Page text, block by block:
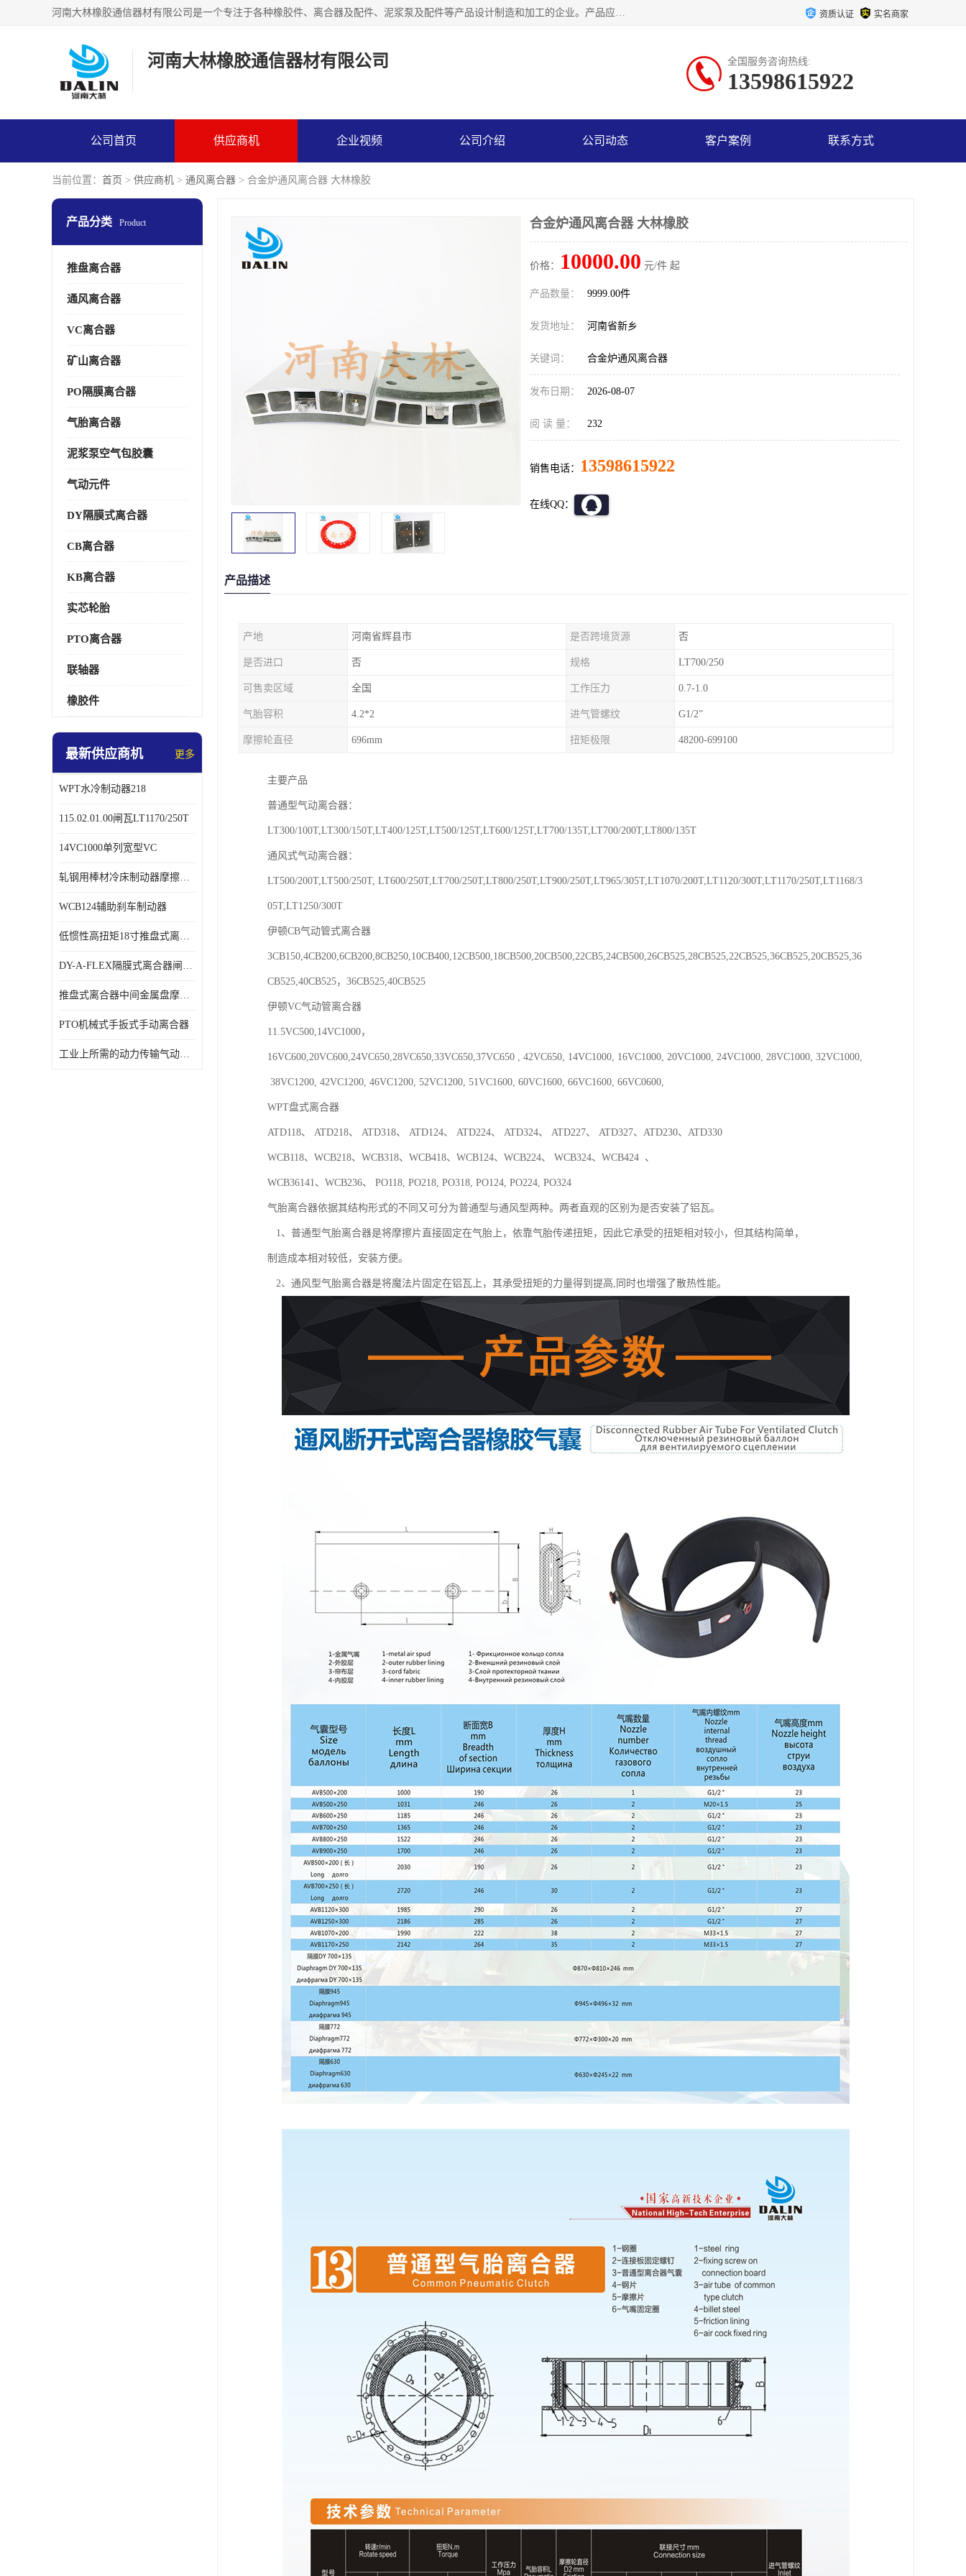
河南大林橡胶通信器材有限公司是一个专注于各种橡胶件、离合器及配件、泥浆泵及配件等产品设计制造和加工的企业。产品应用于矿山、冶金、石油、钢铁、化工、水泥、船舶、造纸、通用机械等各种大功率机械传动或制动装置。 资质认证 实名商家
河南大林橡胶通信器材有限公司 全国服务咨询热线:
13598615922
公司首页 供应商机 企业视频 公司介绍 公司动态 客户案例 联系方式
当前位置： 首页 > 供应商机 > 通风离合器 > 合金炉通风离合器 大林橡胶
产品分类 Product
推盘离合器
通风离合器
VC离合器
矿山离合器
PO隔膜离合器
气胎离合器
泥浆泵空气包胶囊
气动元件
DY隔膜式离合器
CB离合器
KB离合器
实芯轮胎
PTO离合器
联轴器
橡胶件
最新供应商机 更多
WPT水冷制动器218
115.02.01.00闸瓦LT1170/250T
14VC1000单列宽型VC
轧钢用棒材冷床制动器摩擦片218
WCB124辅助刹车制动器
低惯性高扭矩18寸推盘式离合器中心盘齿盘W18-11-101
DY-A-FLEX隔膜式离合器闸瓦总成7015125A
推盘式离合器中间金属盘摩擦盘18寸
PTO机械式手扳式手动离合器
工业上所需的动力传输气动离合器WCB424
合金炉通风离合器 大林橡胶
价格： 10000.00 元/件 起
产品数量： 9999.00件
发货地址： 河南省新乡
关键词： 合金炉通风离合器
发布日期： 2026-08-07
阅 读 量： 232
销售电话： 13598615922
在线QQ：
产品描述
产地 河南省辉县市 是否跨境货源 否
是否进口 否 规格 LT700/250
可售卖区域 全国 工作压力 0.7-1.0
气胎容积 4.2*2 进气管螺纹 G1/2”
摩擦轮直径 696mm 扭矩极限 48200-699100
主要产品
普通型气动离合器：
LT300/100T,LT300/150T,LT400/125T,LT500/125T,LT600/125T,LT700/135T,LT700/200T,LT800/135T
通风式气动离合器：
LT500/200T,LT500/250T, LT600/250T,LT700/250T,LT800/250T,LT900/250T,LT965/305T,LT1070/200T,LT1120/300T,LT1170/250T,LT1168/3
05T,LT1250/300T
伊顿CB气动管式离合器
3CB150,4CB200,6CB200,8CB250,10CB400,12CB500,18CB500,20CB500,22CB5,24CB500,26CB525,28CB525,22CB525,36CB525,20CB525,36
CB525,40CB525，36CB525,40CB525
伊顿VC气动管离合器
11.5VC500,14VC1000，
16VC600,20VC600,24VC650,28VC650,33VC650,37VC650 , 42VC650, 14VC1000, 16VC1000, 20VC1000, 24VC1000, 28VC1000, 32VC1000,
38VC1200, 42VC1200, 46VC1200, 52VC1200, 51VC1600, 60VC1600, 66VC1600, 66VC0600,
WPT盘式离合器
ATD118、 ATD218、 ATD318、 ATD124、 ATD224、 ATD324、 ATD227、 ATD327、ATD230、ATD330
WCB118、WCB218、WCB318、WCB418、WCB124、WCB224、 WCB324、WCB424 、
WCB36141、WCB236、 PO118, PO218, PO318, PO124, PO224, PO324
气胎离合器依据其结构形式的不同又可分为普通型与通风型两种。两者直观的区别为是否安装了铝瓦。
1、普通型气胎离合器是将摩擦片直接固定在气胎上，依靠气胎传递扭矩，因此它承受的扭矩相对较小，但其结构简单，
制造成本相对较低，安装方便。
2、通风型气胎离合器是将魔法片固定在铝瓦上，其承受扭矩的力量得到提高,同时也增强了散热性能。